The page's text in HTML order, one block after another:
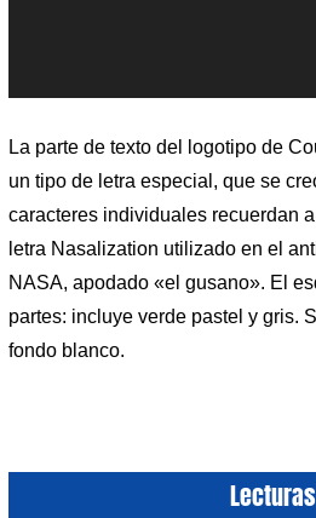
La parte de texto del logotipo de
un tipo de letra especial, que se
caracteres individuales recuerdan
letra Nasalization utilizado en el
NASA, apodado «el gusano». El
partes: incluye verde pastel y gris.
fondo blanco.
Lecturas